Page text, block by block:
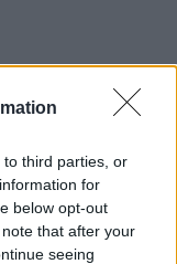
third parties, or
for
below opt-out
that after your
seeing